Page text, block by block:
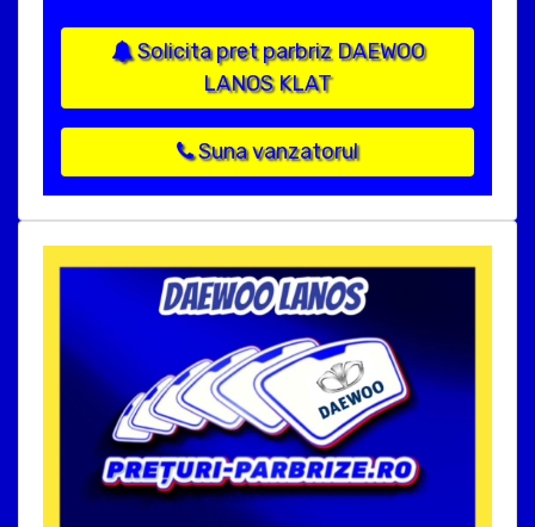
Solicita pret parbriz DAEWOO
LANOS KLAT
Suna vanzatorul